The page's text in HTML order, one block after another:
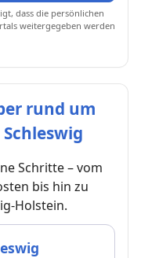
dass die persönlichen
weitergegeben werden
rund um
Schritte – vom
bis hin zu
Holstein.